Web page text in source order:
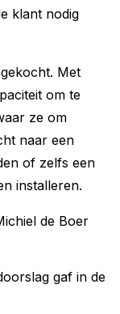
klant nodig
Met
om te
ze om
naar een
of zelfs een
installeren.
de Boer
gaf in de